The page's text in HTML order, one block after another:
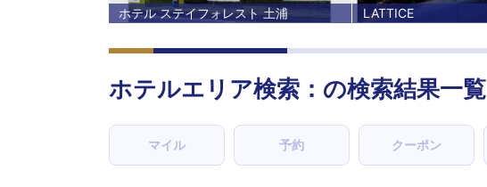
ホテル ステイフォレスト 土浦 LATTICE
ホテルエリア検索：の検索結果一覧
マイル 予約 クーポン